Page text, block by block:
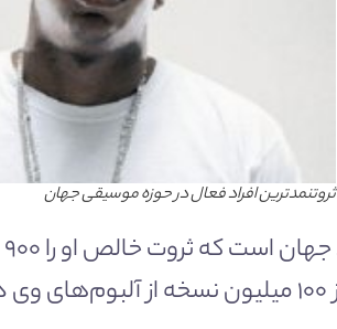
ثروتنمدترین افراد فعال در حوزه موسیقی جهان